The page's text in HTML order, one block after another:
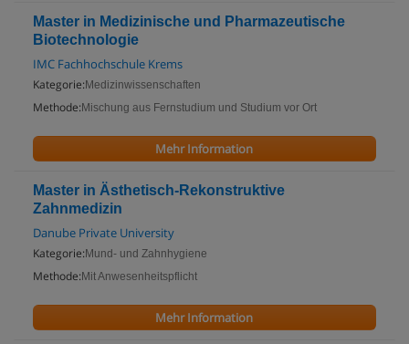
Master in Medizinische und Pharmazeutische
Biotechnologie
IMC Fachhochschule Krems
Kategorie: Medizinwissenschaften
Methode: Mischung aus Fernstudium und Studium vor Ort
Mehr Information
Master in Ästhetisch-Rekonstruktive
Zahnmedizin
Danube Private University
Kategorie: Mund- und Zahnhygiene
Methode: Mit Anwesenheitspflicht
Mehr Information